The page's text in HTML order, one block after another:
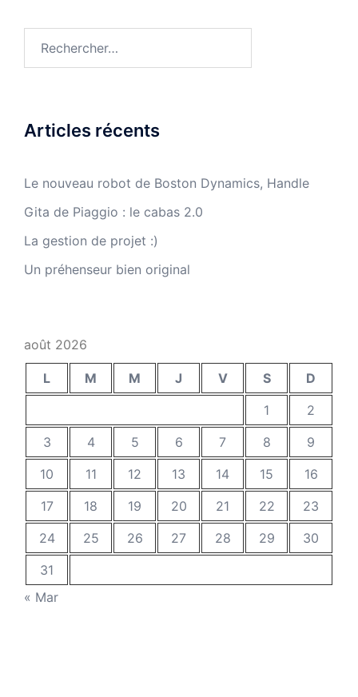
Articles récents
Le nouveau robot de Boston Dynamics, Handle
Gita de Piaggio : le cabas 2.0
La gestion de projet :)
Un préhenseur bien original
août 2026
L M M J V S
D
1
2
3
4 5 6 7 8
9
10
11 12 13 14 15
16
17
18 19 20 21 22
23
24
25 26 27 28 29
30
31
« Mar